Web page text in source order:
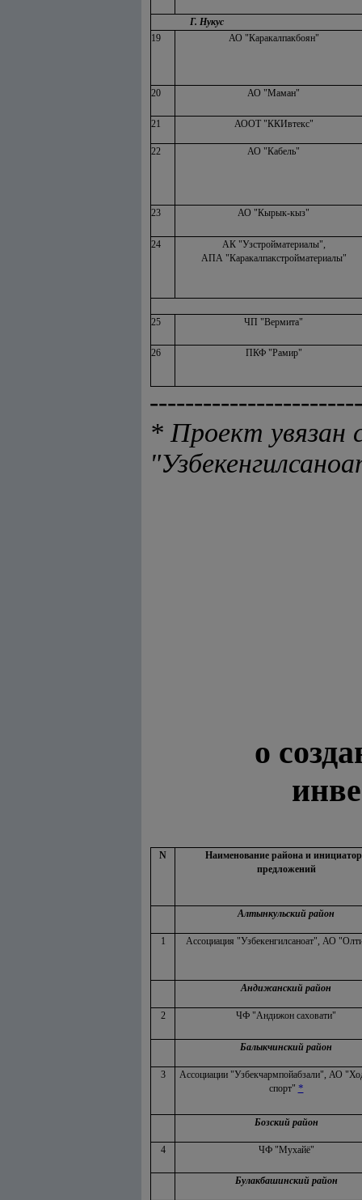
Г. Нукус
19
АО "Каракалпакбоян"
20 АО "Маман"
21 АООТ "ККИвтекс"
22 АО "Кабель"
23 АО "Кырык-кыз"
24
АК "Узстройматериалы",
АПА "Каракалпакстройматериалы"
25 ЧП "Вермита"
26 ПКФ "Рамир"
* Проект увязан
о
N
Наименование района и
предложений
Алтынкульский район
1 Ассоциация "Узбекенгилсаноат", АО
Андижанский район
2 ЧФ "Андижон саховати"
Балыкчинский район
3
Ассоциации "Узбекчармпойабзали", АО
спорт" *
Бозский район
4 ЧФ "Мухайё"
Булакбашинский район